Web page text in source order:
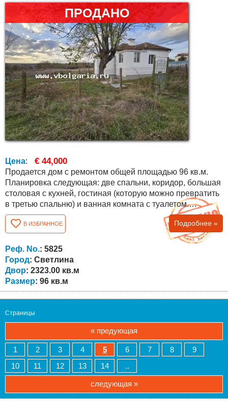
ПРОДАНО
Цена: € 44,000
Продается дом с ремонтом общей площадью 96 кв.м.
Планировка следующая: две спальни, коридор, большая
столовая с кухней, гостиная (которую можно превратить
в третью спальню) и ванная комната с туалетом.
Площадь двора составляет 2323 кв.м. двор ровный без
спусков, прямоугольной формы. Из двора открывается
великолепный вид на деревню и близлежащие холмы!
Дом находится в отличном состоянии, нуждается лишь в
небольшом обновлении....
В ИЗБРАННОЕ Подробнее »
Реф. No.: 5825
Город: Светлина
Двор: 2323.00 кв.м
Размер: 96 кв.м
Страницы
« предующая
1 2 3 4 5 6 7 8
9
10
11 12 13 14 ..
следующая »